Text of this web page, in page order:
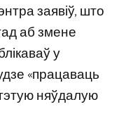
заявіў, што
аб змене
у
«працаваць
няўдалую